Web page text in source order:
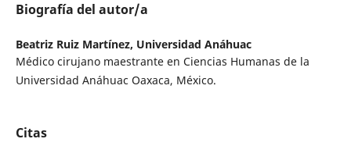
Biografía del autor/a
Beatriz Ruiz Martínez, Universidad Anáhuac
Médico cirujano maestrante en Ciencias Humanas de la
Universidad Anáhuac Oaxaca, México.
Citas